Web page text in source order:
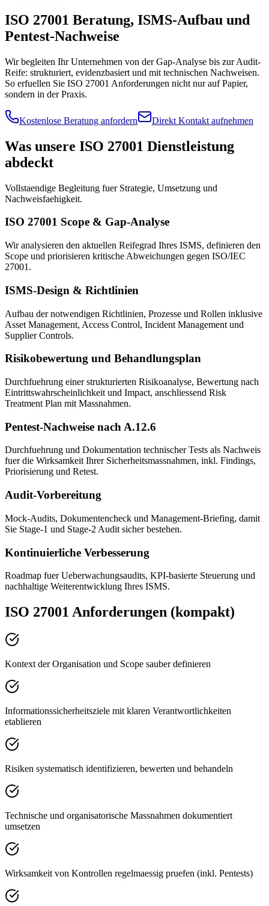
ISO 27001 Beratung, ISMS-Aufbau und
Pentest-Nachweise
Wir begleiten Ihr Unternehmen von der Gap-Analyse bis zur Audit-
Reife: strukturiert, evidenzbasiert und mit technischen Nachweisen.
So erfuellen Sie ISO 27001 Anforderungen nicht nur auf Papier,
sondern in der Praxis.
Kostenlose Beratung anfordern Direkt Kontakt aufnehmen
Was unsere ISO 27001 Dienstleistung
abdeckt
Vollstaendige Begleitung fuer Strategie, Umsetzung und
Nachweisfaehigkeit.
ISO 27001 Scope & Gap-Analyse
Wir analysieren den aktuellen Reifegrad Ihres ISMS, definieren den
Scope und priorisieren kritische Abweichungen gegen ISO/IEC
27001.
ISMS-Design & Richtlinien
Aufbau der notwendigen Richtlinien, Prozesse und Rollen inklusive
Asset Management, Access Control, Incident Management und
Supplier Controls.
Risikobewertung und Behandlungsplan
Durchfuehrung einer strukturierten Risikoanalyse, Bewertung nach
Eintrittswahrscheinlichkeit und Impact, anschliessend Risk
Treatment Plan mit Massnahmen.
Pentest-Nachweise nach A.12.6
Durchfuehrung und Dokumentation technischer Tests als Nachweis
fuer die Wirksamkeit Ihrer Sicherheitsmassnahmen, inkl. Findings,
Priorisierung und Retest.
Audit-Vorbereitung
Mock-Audits, Dokumentencheck und Management-Briefing, damit
Sie Stage-1 und Stage-2 Audit sicher bestehen.
Kontinuierliche Verbesserung
Roadmap fuer Ueberwachungsaudits, KPI-basierte Steuerung und
nachhaltige Weiterentwicklung Ihres ISMS.
ISO 27001 Anforderungen (kompakt)
Kontext der Organisation und Scope sauber definieren
Informationssicherheitsziele mit klaren Verantwortlichkeiten
etablieren
Risiken systematisch identifizieren, bewerten und behandeln
Technische und organisatorische Massnahmen dokumentiert
umsetzen
Wirksamkeit von Kontrollen regelmaessig pruefen (inkl. Pentests)